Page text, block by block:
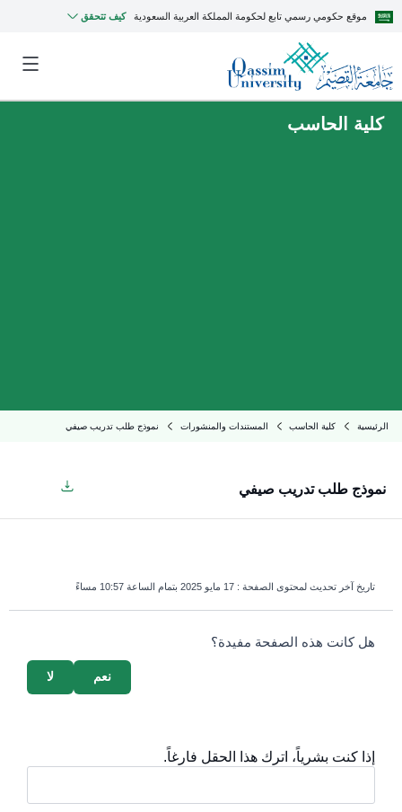
موقع حكومي رسمي تابع لحكومة المملكة العربية السعودية كيف تتحقق
كلية الحاسب
الرئيسية كلية الحاسب المستندات والمنشورات نموذج طلب تدريب صيفي
نموذج طلب تدريب صيفي
تاريخ آخر تحديث لمحتوى الصفحة : 17 مايو 2025 بتمام الساعة 10:57 مساءً
survey_v2
هل كانت هذه الصفحة مفيدة؟
لا نعم
إذا كنت بشرياً، اترك هذا الحقل فارغاً.